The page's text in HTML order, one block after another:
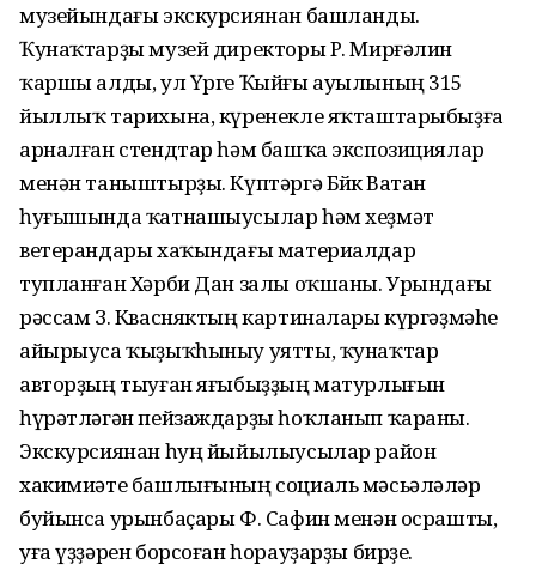
музейындағы экскурсиянан башланды.
Ҡунаҡтарҙы музей директоры Р. Мирғәлин
ҡаршы алды, ул Үрге Ҡыйғы ауылының 315
йыллыҡ тарихына, күренекле яҡташтарыбыҙға
арналған стендтар һәм башҡа экспозициялар
менән таныштырҙы. Күптәргә Бөйөк Ватан
һуғышында ҡатнашыусылар һәм хеҙмәт
ветерандары хаҡындағы материалдар
тупланған Хәрби Дан залы оҡшаны. Урындағы
рәссам З. Квасняктың картиналары күргәҙмәһе
айырыуса ҡыҙыҡһыныу уятты, ҡунаҡтар
авторҙың тыуған яғыбыҙҙың матурлығын
һүрәтләгән пейзаждарҙы һоҡланып ҡараны.
Экскурсиянан һуң йыйылыусылар район
хакимиәте башлығының социаль мәсьәләләр
буйынса урынбаҫары Ф. Сафин менән осрашты,
уға үҙҙәрен борсоған һорауҙарҙы бирҙе.